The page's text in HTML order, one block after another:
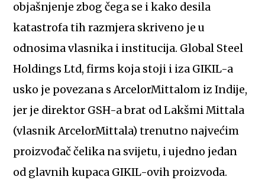
objašnjenje zbog čega se i kako desila
katastrofa tih razmjera skriveno je u
odnosima vlasnika i institucija. Global Steel
Holdings Ltd, firms koja stoji i iza GIKIL-a
usko je povezana s ArcelorMittalom iz Indije,
jer je direktor GSH-a brat od Lakšmi Mittala
(vlasnik ArcelorMittala) trenutno najvećim
proizvođač čelika na svijetu, i ujedno jedan
od glavnih kupaca GIKIL-ovih proizvoda.